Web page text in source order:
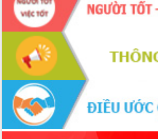
Gặp mặt các cơ quan báo chí nhân Kỷ
niệm 101 năm Ngày Báo chí Cách
mạng Việt Nam
Đắk Lắk sơ kết 4 năm triển khai thực
hiện Đề án 06 của Chính phủ
Họp báo thông tin về Hội nghị Công bố
Quy hoạch và Xúc tiến đầu tư tỉnh Đắk
Khơi thông điểm nghẽn, đẩy nhanh
giải ngân vốn khắc phục thiên tai
HĐND tỉnh thông qua điều chỉnh Quy
hoạch tỉnh thời kỳ 2021-2030